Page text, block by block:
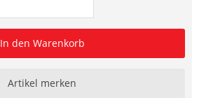
In den Warenkorb
Artikel merken